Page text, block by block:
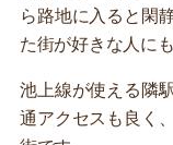
ら路地に入ると閑
た街が好きな人に
池上線が使える隣
通アクセスも良く